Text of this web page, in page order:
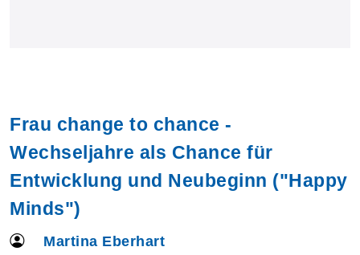
Frau change to chance -
Wechseljahre als Chance für
Entwicklung und Neubeginn ("Happy
Minds")
Martina Eberhart